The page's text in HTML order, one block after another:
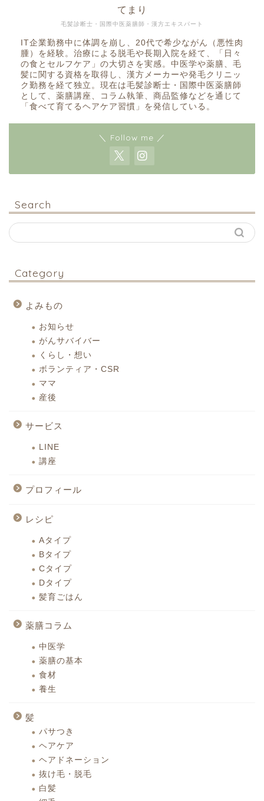
毛髪診断士・国際中医薬膳師・漢方エキスパート
てまり
IT企業勤務中に体調を崩し、20代で希少ながん（悪性肉
腫）を経験。治療による脱毛や長期入院を経て、「日々
の食とセルフケア」の大切さを実感。中医学や薬膳、毛
髪に関する資格を取得し、漢方メーカーや発毛クリニッ
ク勤務を経て独立。現在は毛髪診断士・国際中医薬膳師
として、薬膳講座、コラム執筆、商品監修などを通じて
「食べて育てるヘアケア習慣」を発信している。
＼ Follow me ／
Search
Category
よみもの
お知らせ
がんサバイバー
くらし・想い
ボランティア・CSR
ママ
産後
サービス
LINE
講座
プロフィール
レシピ
Aタイプ
Bタイプ
Cタイプ
Dタイプ
髪育ごはん
薬膳コラム
中医学
薬膳の基本
食材
養生
髪
パサつき
ヘアケア
ヘアドネーション
抜け毛・脱毛
白髪